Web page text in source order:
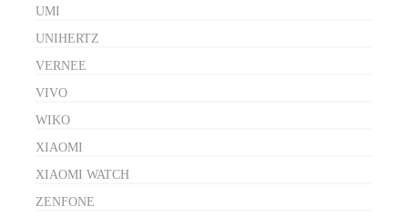
UMI
UNIHERTZ
VERNEE
VIVO
WIKO
XIAOMI
XIAOMI WATCH
ZENFONE